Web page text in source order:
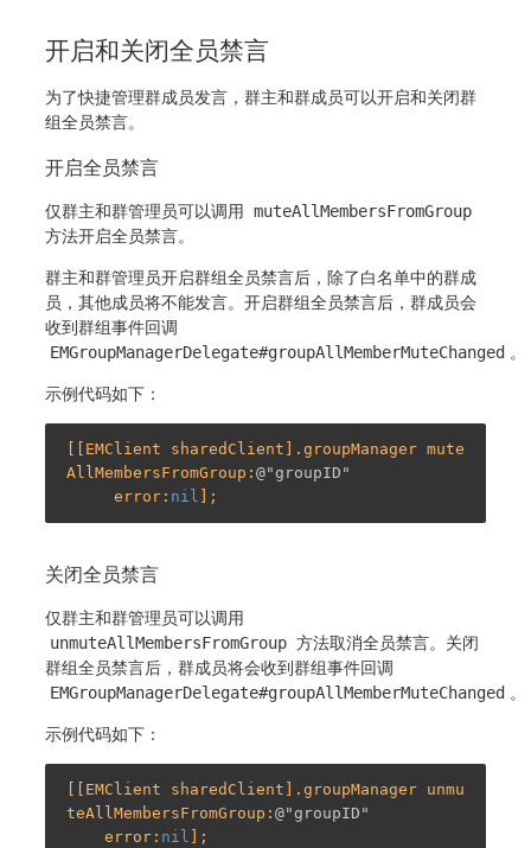
开启和关闭全员禁言
为了快捷管理群成员发言，群主和群成员可以开启和关闭群
组全员禁言。
开启全员禁言
仅群主和群管理员可以调用
muteAllMembersFromGroup
方法开启全员禁言。
群主和群管理员开启群组全员禁言后，除了白名单中的群成
员，其他成员将不能发言。开启群组全员禁言后，群成员会
收到群组事件回调
EMGroupManagerDelegate#groupAllMemberMuteChanged 。
示例代码如下：
[[EMClient sharedClient].groupManager mute
AllMembersFromGroup: @"groupID"
     error:
nil
关闭全员禁言
仅群主和群管理员可以调用
unmuteAllMembersFromGroup 方法取消全员禁言。关闭
群组全员禁言后，群成员将会收到群组事件回调
EMGroupManagerDelegate#groupAllMemberMuteChanged 。
示例代码如下：
[[EMClient sharedClient].groupManager unmu
teAllMembersFromGroup: @"groupID"
    error:
nil